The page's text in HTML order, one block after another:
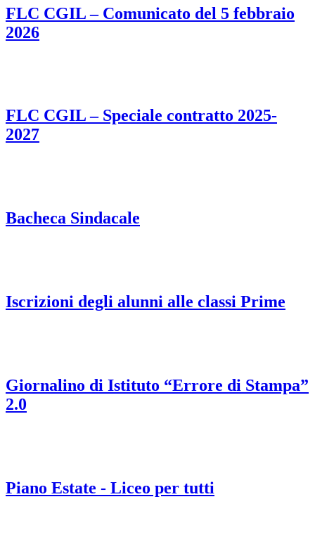
FLC CGIL – Comunicato del 5 febbraio
2026
FLC CGIL – Speciale contratto 2025-
2027
Bacheca Sindacale
Iscrizioni degli alunni alle classi Prime
Giornalino di Istituto “Errore di Stampa”
2.0
Piano Estate - Liceo per tutti